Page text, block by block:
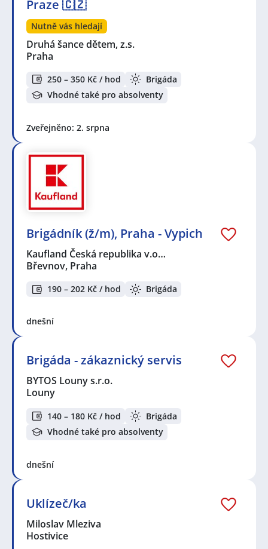
Praze 🇨🇿
Nutně vás hledají
Druhá šance dětem, z.s.
Praha
250 – 350 Kč / hod
Brigáda
Vhodné také pro absolventy
Zveřejněno: 2. srpna
Brigádník (ž/m), Praha - Vypich
Kaufland Česká republika v.o…
Břevnov, Praha
190 – 202 Kč / hod Brigáda
dnešní
Brigáda - zákaznický servis
BYTOS Louny s.r.o.
Louny
140 – 180 Kč / hod
Brigáda
Vhodné také pro absolventy
dnešní
Uklízeč/ka
Miloslav Mleziva
Hostivice